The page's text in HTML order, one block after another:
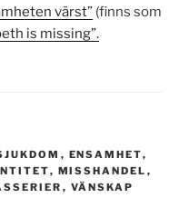
värst” (finns som
is missing”.
, ENSAMHET,
, MISSHANDEL ,
, VÄNSKAP